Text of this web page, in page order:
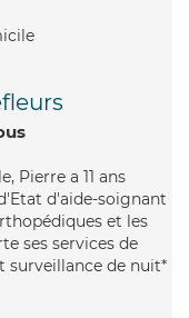
Pierre a 11 ans
d'aide-soignant
et les
ses services de
surveillance de nuit*